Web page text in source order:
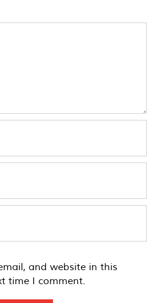
and website in this
time I comment.